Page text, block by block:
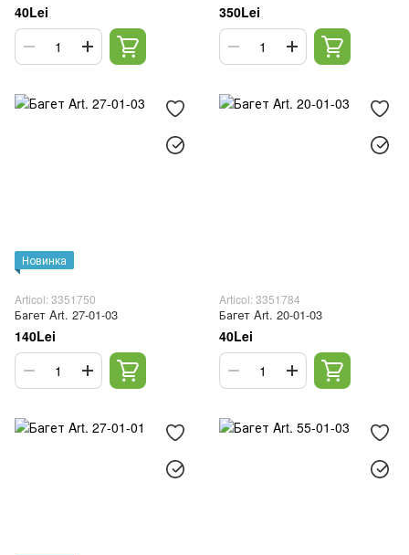
40Lei 350Lei
Новинка
Articol: 3351750
Багет Art. 27-01-03
140Lei
Articol: 3351784
Багет Art. 20-01-03
40Lei